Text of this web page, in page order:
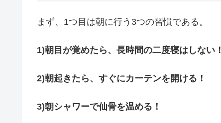
まず、1つ目は朝に行う3つの習慣である。
1)朝目が覚めたら、長時間の二度寝はしない！
2)朝起きたら、すぐにカーテンを開ける！
3)朝シャワーで仙骨を温める！